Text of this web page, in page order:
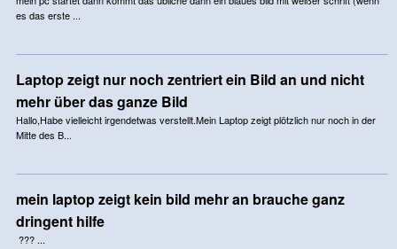
es das erste ...
Laptop zeigt nur noch zentriert ein Bild an und nicht
mehr über das ganze Bild
Hallo,Habe vielleicht irgendetwas verstellt.Mein Laptop zeigt plötzlich nur noch in der
Mitte des B...
mein laptop zeigt kein bild mehr an brauche ganz
dringent hilfe
??? ...